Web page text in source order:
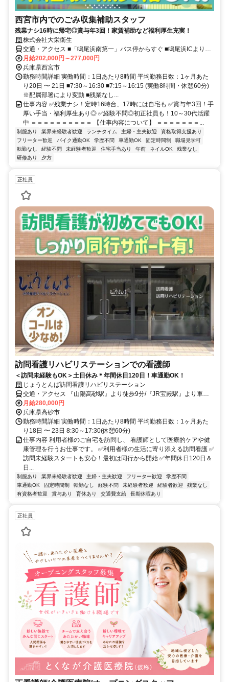
西宮市内でのごみ収集補助スタッフ
残業ナシ16時に帰宅◎賞与年3回！家賃補助など福利厚生充実！
株式会社大栄衛生
交通・アクセス ■「鳴尾浜南第一」バス停からすぐ ■鳴尾浜ICより車
で３分 ※マイカー・バイク通勤OK
月給202,000円～277,000円
兵庫県西宮市
勤務時間詳細 実働時間：1日あたり8時間 平均勤務日数：1ヶ月あた
り20日 〜 21日 ■7:30～16:30 ■7:15～16:15 (実働8時間・休憩60分)
※配属部署により変動 ■残業なし...
仕事内容 ✅残業ナシ！定時16時台、17時には自宅も ✅賞与年3回！手
厚い手当・福利厚生あり◎ ✅経験不問◎初正社員も！10～30代活躍
中 ＝＝＝＝＝＝＝＝＝＝ 【仕事内容について】 ＝＝＝＝＝＝＝...
制服あり 業界未経験者歓迎 ランチタイム 主婦・主夫歓迎
資格取得支援あり
フリーター歓迎
バイク通勤OK 学歴不問 車通勤OK 固定時間制
職場見学可
転勤なし
経験不問 未経験者歓迎 住宅手当あり 午前 ネイルOK
残業なし
研修あり
夕方
正社員
訪問看護リハビリステーションでの看護師
＜訪問未経験もOK＞土日休み＊年間休日120日！車通勤OK！
じょうとんば訪問看護リハビリステーション
交通・アクセス 『山陽高砂駅』より徒歩9分/『JR宝殿駅』より車で
13分/加古川駅より車で15分
月給280,000円
兵庫県高砂市
勤務時間詳細 実働時間：1日あたり8時間 平均勤務日数：1ヶ月あた
り18日 〜 23日 8:30～17:30(休憩60分)
仕事内容 利用者様のご自宅を訪問し、 看護師として医療的ケアや健
康管理を行うお仕事です。 ✅利用者様の生活に寄り添える訪問看護 ✅
訪問未経験スタートも安心！最初は同行から開始 ✅年間休日120日＆
日...
制服あり 業界未経験者歓迎 主婦・主夫歓迎 フリーター歓迎
学歴不問
車通勤OK
固定時間制 転勤なし 経験不問 未経験者歓迎 経験者歓迎
残業なし
有資格者歓迎
賞与あり 育休あり 交通費支給 長期休暇あり
正社員